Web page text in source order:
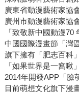
廣東省動漫藝術家協
廣州市動漫藝術家協
「致敬新中國動漫70
中國國際漫畫節「灣
旗下擁有「肥志百科
「如果世界是一窩啾
2014年開發APP「臉
目前萌想文化旗下漫